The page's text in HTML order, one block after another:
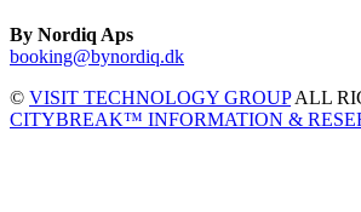
By Nordiq Aps
booking@bynordiq.dk
© VISIT TECHNOLOGY GROUPALL
CITYBREAK™ INFORMATION &